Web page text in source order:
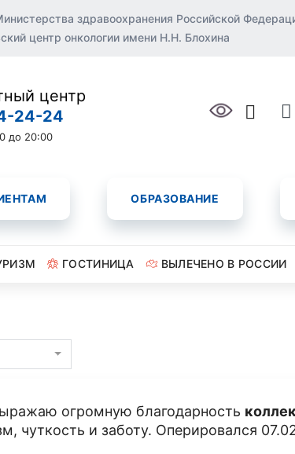
здравоохранения Российской
центр онкологии имени Н.Н. Блохина
центр
24-24
до 20:00
ОБРАЗОВАНИЕ
ГОСТИНИЦА ВЫЛЕЧЕНО В РОССИИ
огромную благодарность
чуткость и заботу. Оперировался